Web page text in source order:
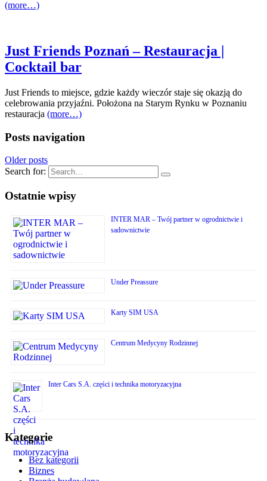
(more…)
Just Friends Poznań – Restauracja |
Cocktail bar
Just Friends to miejsce, gdzie każdy wieczór staje się okazją do
celebrowania przyjaźni. Położona na Starym Rynku w Poznaniu
restauracja (more…)
Posts navigation
Older posts
Search for:
Ostatnie wpisy
INTER MAR – Twój partner w ogrodnictwie i
sadownictwie
Under Preassure
Karty SIM USA
Centrum Medycyny Rodzinnej
Inter Cars S.A. części i technika motoryzacyjna
Kategorie
Bez kategorii
Biznes